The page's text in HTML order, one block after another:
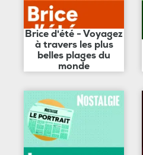
Brice d'été - Voyagez
à travers les plus
belles plages du
monde